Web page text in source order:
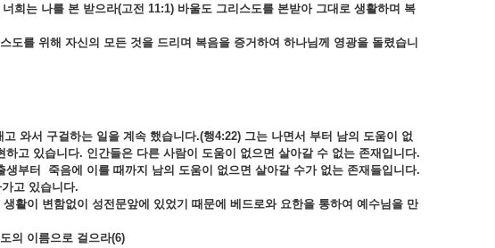
는 나를 본 받으라(고전 11:1) 바울도 그리스도를 본받아 그대로 생활하며 복
도를 위해 자신의 모든 것을 드리며 복음을 증거하여 하나님께 영광을 돌렸습니
와서 구걸하는 일을 계속 했습니다.(행4:22) 그는 나면서 부터 남의 도움이 없
고 있습니다. 인간들은 다른 사람이 도움이 없으면 살아갈 수 없는 존재입니다.
생부터 죽음에 이를 때까지 남의 도움이 없으면 살아갈 수가 없는 존재들입니다.
고 있습니다.
활이 변함없이 성전문앞에 있었기 때문에 베드로와 요한을 통하여 예수님을 만
의 이름으로 걸으라(6)